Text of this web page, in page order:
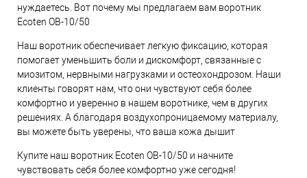
нуждаетесь. Вот почему мы предлагаем вам воротник
Ecoten ОВ-10/50
Наш воротник обеспечивает легкую фиксацию, которая
помогает уменьшить боли и дискомфорт, связанные с
миозитом, нервными нагрузками и остеохондрозом. Наши
клиенты говорят нам, что они чувствуют себя более
комфортно и уверенно в нашем воротнике, чем в других
решениях. А благодаря воздухопроницаемому материалу,
вы можете быть уверены, что ваша кожа дышит
Купите наш воротник Ecoten ОВ-10/50 и начните
чувствовать себя более комфортно уже сегодня!